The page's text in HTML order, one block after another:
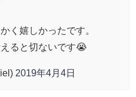
く嬉しかったです。
ると切ないです😭
2019年4月4日